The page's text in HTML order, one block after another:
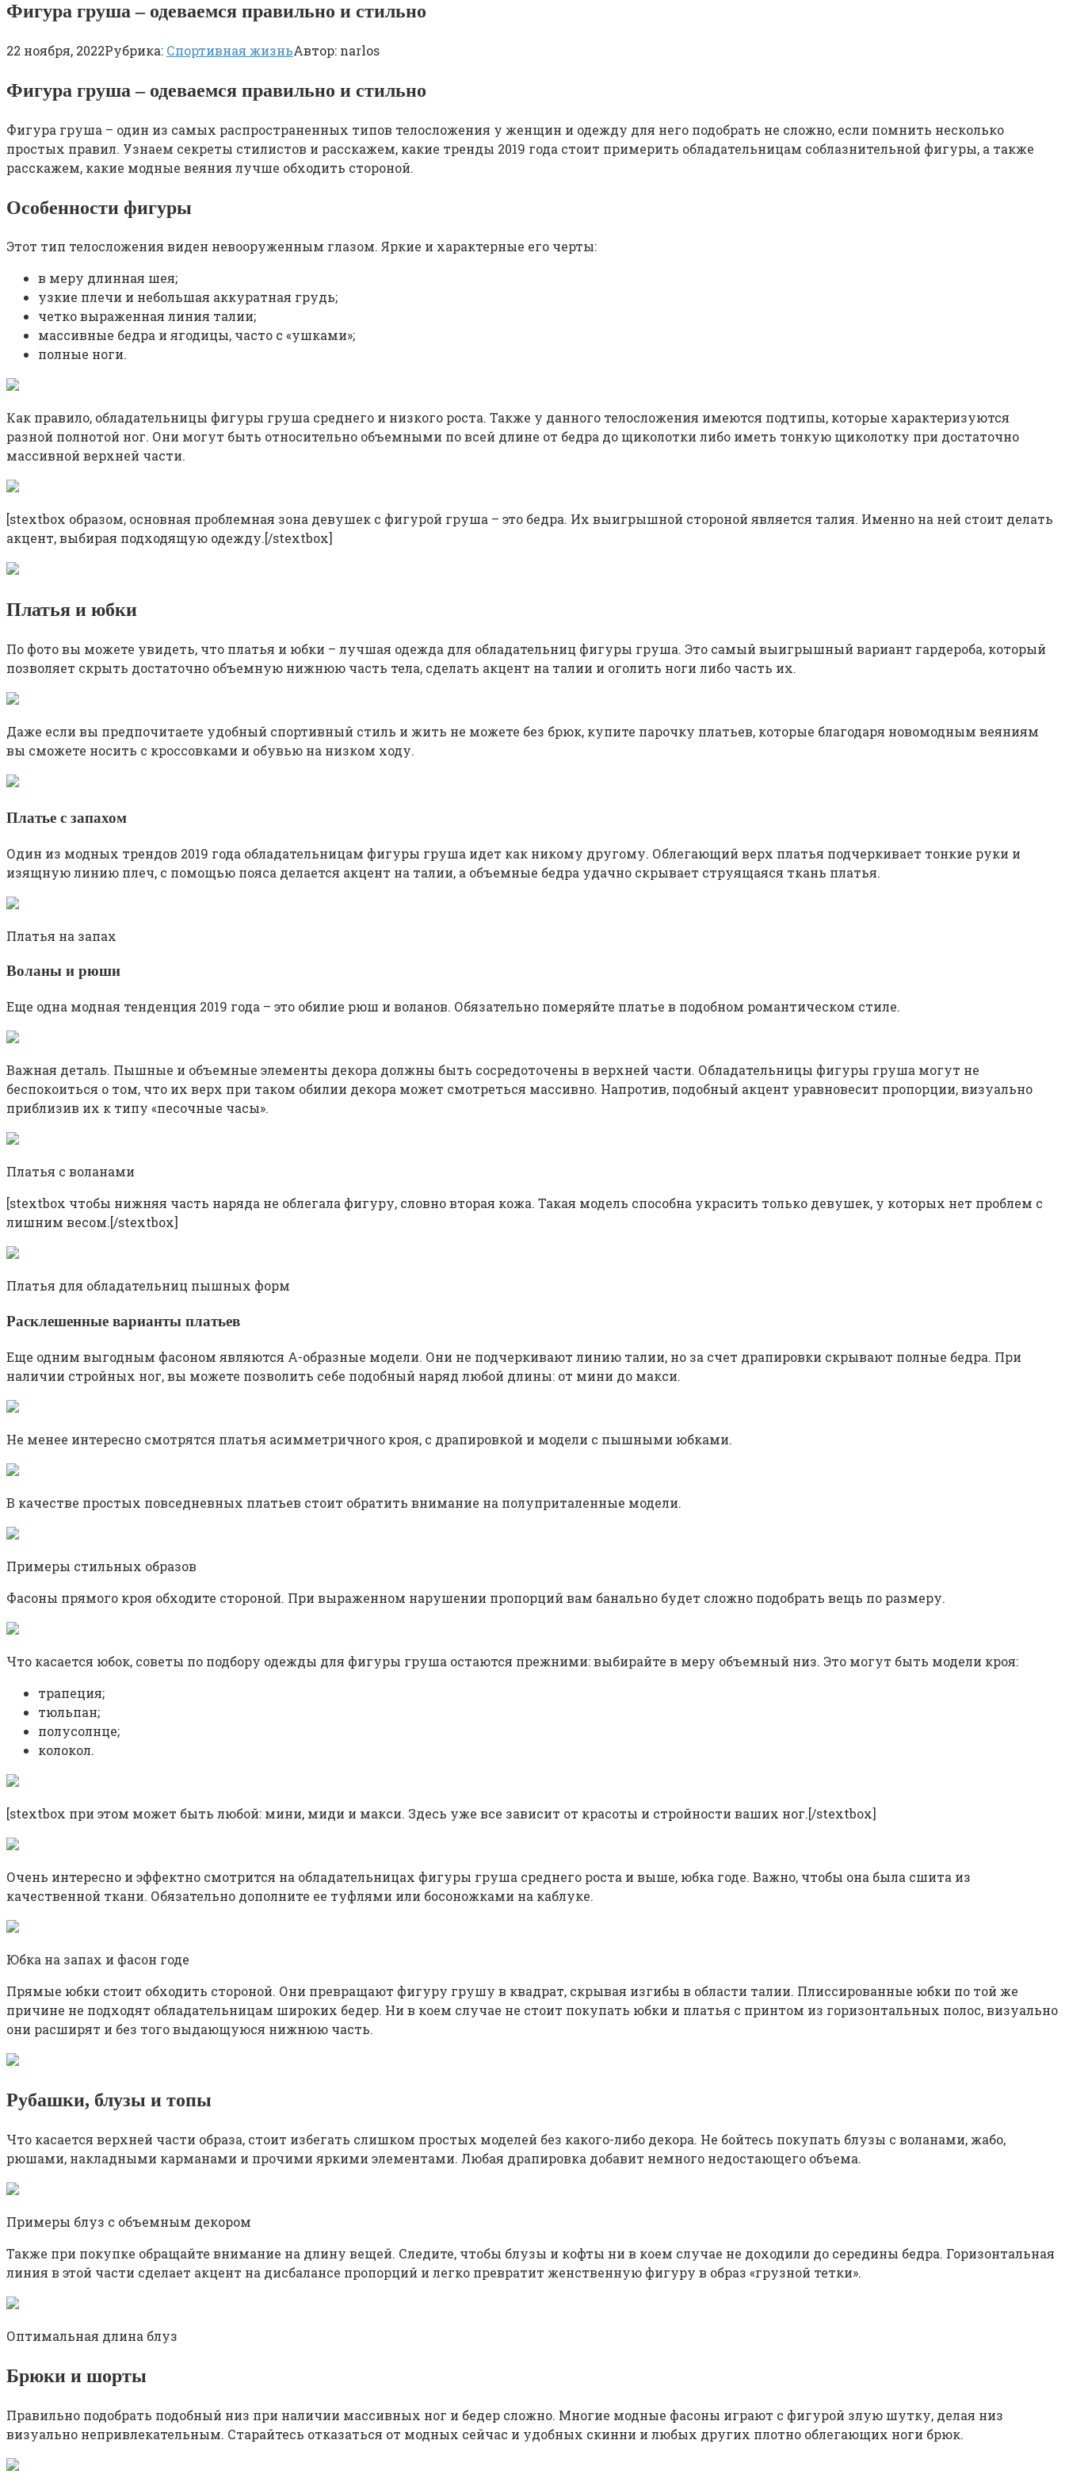
Фигура груша – одеваемся правильно и стильно
22 ноября, 2022Рубрика: Спортивная жизньАвтор: narlos
Фигура груша – одеваемся правильно и стильно
Фигура груша – один из самых распространенных типов телосложения у женщин и одежду для него подобрать не сложно, если помнить несколько
простых правил. Узнаем секреты стилистов и расскажем, какие тренды 2019 года стоит примерить обладательницам соблазнительной фигуры, а также
расскажем, какие модные веяния лучше обходить стороной.
Особенности фигуры
Этот тип телосложения виден невооруженным глазом. Яркие и характерные его черты:
в меру длинная шея;
узкие плечи и небольшая аккуратная грудь;
четко выраженная линия талии;
массивные бедра и ягодицы, часто с «ушками»;
полные ноги.
Как правило, обладательницы фигуры груша среднего и низкого роста. Также у данного телосложения имеются подтипы, которые характеризуются
разной полнотой ног. Они могут быть относительно объемными по всей длине от бедра до щиколотки либо иметь тонкую щиколотку при достаточно
массивной верхней части.
[stextbox образом, основная проблемная зона девушек с фигурой груша – это бедра. Их выигрышной стороной является талия. Именно на ней стоит делать
акцент, выбирая подходящую одежду.[/stextbox]
Платья и юбки
По фото вы можете увидеть, что платья и юбки – лучшая одежда для обладательниц фигуры груша. Это самый выигрышный вариант гардероба, который
позволяет скрыть достаточно объемную нижнюю часть тела, сделать акцент на талии и оголить ноги либо часть их.
Даже если вы предпочитаете удобный спортивный стиль и жить не можете без брюк, купите парочку платьев, которые благодаря новомодным веяниям
вы сможете носить с кроссовками и обувью на низком ходу.
Платье с запахом
Один из модных трендов 2019 года обладательницам фигуры груша идет как никому другому. Облегающий верх платья подчеркивает тонкие руки и
изящную линию плеч, с помощью пояса делается акцент на талии, а объемные бедра удачно скрывает струящаяся ткань платья.
Платья на запах
Воланы и рюши
Еще одна модная тенденция 2019 года – это обилие рюш и воланов. Обязательно померяйте платье в подобном романтическом стиле.
Важная деталь. Пышные и объемные элементы декора должны быть сосредоточены в верхней части. Обладательницы фигуры груша могут не
беспокоиться о том, что их верх при таком обилии декора может смотреться массивно. Напротив, подобный акцент уравновесит пропорции, визуально
приблизив их к типу «песочные часы».
Платья с воланами
[stextbox чтобы нижняя часть наряда не облегала фигуру, словно вторая кожа. Такая модель способна украсить только девушек, у которых нет проблем с
лишним весом.[/stextbox]
Платья для обладательниц пышных форм
Расклешенные варианты платьев
Еще одним выгодным фасоном являются А-образные модели. Они не подчеркивают линию талии, но за счет драпировки скрывают полные бедра. При
наличии стройных ног, вы можете позволить себе подобный наряд любой длины: от мини до макси.
Не менее интересно смотрятся платья асимметричного кроя, с драпировкой и модели с пышными юбками.
В качестве простых повседневных платьев стоит обратить внимание на полуприталенные модели.
Примеры стильных образов
Фасоны прямого кроя обходите стороной. При выраженном нарушении пропорций вам банально будет сложно подобрать вещь по размеру.
Что касается юбок, советы по подбору одежды для фигуры груша остаются прежними: выбирайте в меру объемный низ. Это могут быть модели кроя:
трапеция;
тюльпан;
полусолнце;
колокол.
[stextbox при этом может быть любой: мини, миди и макси. Здесь уже все зависит от красоты и стройности ваших ног.[/stextbox]
Очень интересно и эффектно смотрится на обладательницах фигуры груша среднего роста и выше, юбка годе. Важно, чтобы она была сшита из
качественной ткани. Обязательно дополните ее туфлями или босоножками на каблуке.
Юбка на запах и фасон годе
Прямые юбки стоит обходить стороной. Они превращают фигуру грушу в квадрат, скрывая изгибы в области талии. Плиссированные юбки по той же
причине не подходят обладательницам широких бедер. Ни в коем случае не стоит покупать юбки и платья с принтом из горизонтальных полос, визуально
они расширят и без того выдающуюся нижнюю часть.
Рубашки, блузы и топы
Что касается верхней части образа, стоит избегать слишком простых моделей без какого-либо декора. Не бойтесь покупать блузы с воланами, жабо,
рюшами, накладными карманами и прочими яркими элементами. Любая драпировка добавит немного недостающего объема.
Примеры блуз с объемным декором
Также при покупке обращайте внимание на длину вещей. Следите, чтобы блузы и кофты ни в коем случае не доходили до середины бедра. Горизонтальная
линия в этой части сделает акцент на дисбалансе пропорций и легко превратит женственную фигуру в образ «грузной тетки».
Оптимальная длина блуз
Брюки и шорты
Правильно подобрать подобный низ при наличии массивных ног и бедер сложно. Многие модные фасоны играют с фигурой злую шутку, делая низ
визуально непривлекательным. Старайтесь отказаться от модных сейчас и удобных скинни и любых других плотно облегающих ноги брюк.